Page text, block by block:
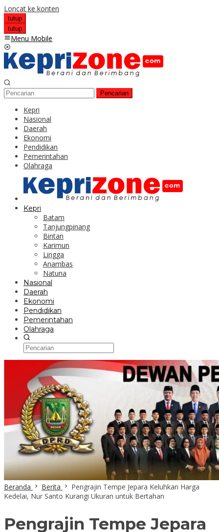
Loncat ke konten
tutup
tutup
Menu Mobile
Pencarian
Kepri
Nasional
Daerah
Ekonomi
Pendidikan
Pemerintahan
Olahraga
Kepri
Batam
Tanjungpinang
Bintan
Karimun
Lingga
Anambas
Natuna
Nasional
Daerah
Ekonomi
Pendidikan
Pemerintahan
Olahraga
Beranda Berita
Pengrajin Tempe Jepara Keluhkan Harga
Kedelai, Nur Santo Kurangi Ukuran untuk Bertahan
Pengrajin Tempe Jepara